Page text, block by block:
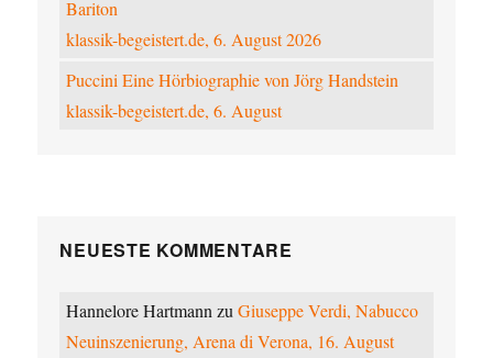
Bariton
klassik-begeistert.de, 6. August 2026
Puccini Eine Hörbiographie von Jörg Handstein
klassik-begeistert.de, 6. August
NEUESTE KOMMENTARE
Hannelore Hartmann zuGiuseppe Verdi, Nabucco
Neuinszenierung, Arena di Verona, 16. August